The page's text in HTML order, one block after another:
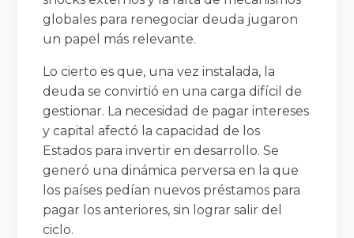
globales para renegociar deuda jugaron
un papel más relevante.
Lo cierto es que, una vez instalada, la
deuda se convirtió en una carga difícil de
gestionar. La necesidad de pagar intereses
y capital afectó la capacidad de los
Estados para invertir en desarrollo. Se
generó una dinámica perversa en la que
los países pedían nuevos préstamos para
pagar los anteriores, sin lograr salir del
ciclo.